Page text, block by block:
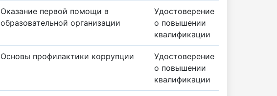
Оказание первой помощи в
образовательной организации
Удостоверение
о повышении
квалификации
Основы профилактики коррупции
Удостоверение
о повышении
квалификации